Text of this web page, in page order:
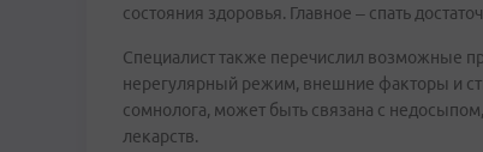
состояния здоровья. Главное – спать
Специалист также перечислил возможные
нерегулярный режим, внешние факторы и
сомнолога, может быть связана с
лекарств.